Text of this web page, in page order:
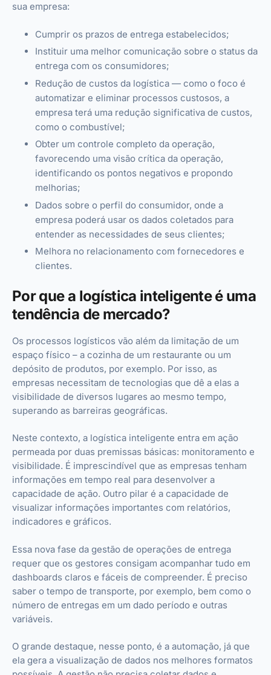
sua empresa:
Cumprir os prazos de entrega estabelecidos;
Instituir uma melhor comunicação sobre o status da
entrega com os consumidores;
Redução de custos da logística — como o foco é
automatizar e eliminar processos custosos, a
empresa terá uma redução significativa de custos,
como o combustível;
Obter um controle completo da operação,
favorecendo uma visão crítica da operação,
identificando os pontos negativos e propondo
melhorias;
Dados sobre o perfil do consumidor, onde a
empresa poderá usar os dados coletados para
entender as necessidades de seus clientes;
Melhora no relacionamento com fornecedores e
clientes.
Por que a logística inteligente é uma
tendência de mercado?
Os processos logísticos vão além da limitação de um
espaço físico – a cozinha de um restaurante ou um
depósito de produtos, por exemplo. Por isso, as
empresas necessitam de tecnologias que dê a elas a
visibilidade de diversos lugares ao mesmo tempo,
superando as barreiras geográficas.
Neste contexto, a logística inteligente entra em ação
permeada por duas premissas básicas: monitoramento e
visibilidade. É imprescindível que as empresas tenham
informações em tempo real para desenvolver a
capacidade de ação. Outro pilar é a capacidade de
visualizar informações importantes com relatórios,
indicadores e gráficos.
Essa nova fase da gestão de operações de entrega
requer que os gestores consigam acompanhar tudo em
dashboards claros e fáceis de compreender. É preciso
saber o tempo de transporte, por exemplo, bem como o
número de entregas em um dado período e outras
variáveis.
O grande destaque, nesse ponto, é a automação, já que
ela gera a visualização de dados nos melhores formatos